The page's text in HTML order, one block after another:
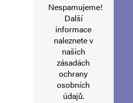
Uložit do prohlížeče jméno, e-mail a
Alternative:
Nespamujeme!
Další
informace
naleznete v
našich
zásadách
ochrany
osobních
údajů.